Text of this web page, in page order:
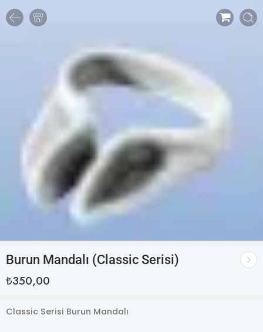
Burun Mandalı (Classic Serisi)
₺350,00
Classic Serisi Burun Mandalı